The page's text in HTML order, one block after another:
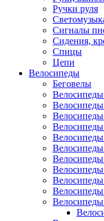
Ручки руля
Сигналы
Сидения,
Спицы
Цепи
Велосипеды
Беговелы
Велосипеды